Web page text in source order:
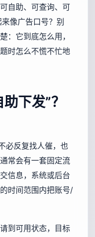
自助、可查询、可
像广告口号？别
：它到底怎么用，
时怎么不慌不忙地
下发”？
必反复找人催，也
常会有一套固定流
信息，系统或后台
时间范围内把账号/
到可用状态，目标